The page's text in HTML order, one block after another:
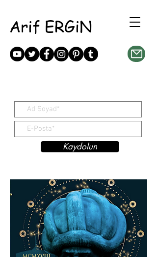
Arif ERGiN
Kaydolun